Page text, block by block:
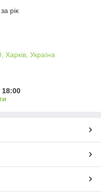
рік
Харків, Україна
18:00